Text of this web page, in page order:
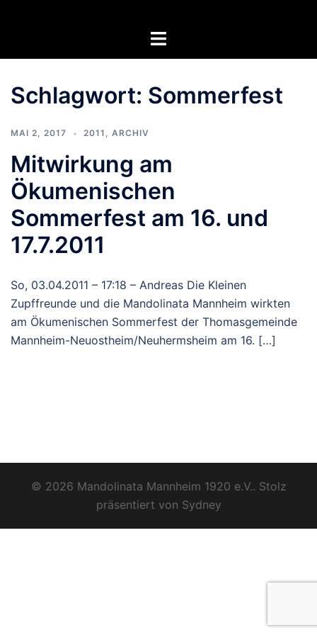
Menü
Schlagwort: Sommerfest
MAI 2, 2017 2011 , ARCHIV
Mitwirkung am
Ökumenischen
Sommerfest am 16. und
17.7.2011
So, 03.04.2011 – 17:18 – Andreas Die Kleinen
Zupffreunde und die Mandolinata Mannheim wirkten
am Ökumenischen Sommerfest der Thomasgemeinde
Mannheim-Neuostheim/Neuhermsheim am 16. […]
© 2026 Mandolinata Mannheim 1920 e.V.. Stolz
präsentiert von Sydney